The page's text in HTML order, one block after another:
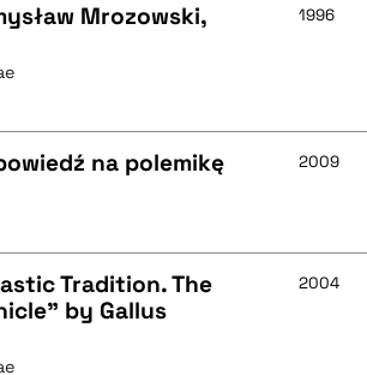
Mrozowski,
1996
na polemikę
2009
Tradition. The
by Gallus
2004